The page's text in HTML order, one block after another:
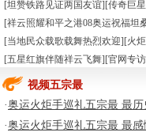
[坦赞铁路见证两国友谊][传奇巨
[祥云照耀和平之港08奥运祝福坦
[当地民众载歌载舞热烈欢迎][火
[五星红旗伴随祥云飞舞][官网专
视频五宗最
·奥运火炬手巡礼五宗最 最
·奥运火炬手巡礼五宗最 最